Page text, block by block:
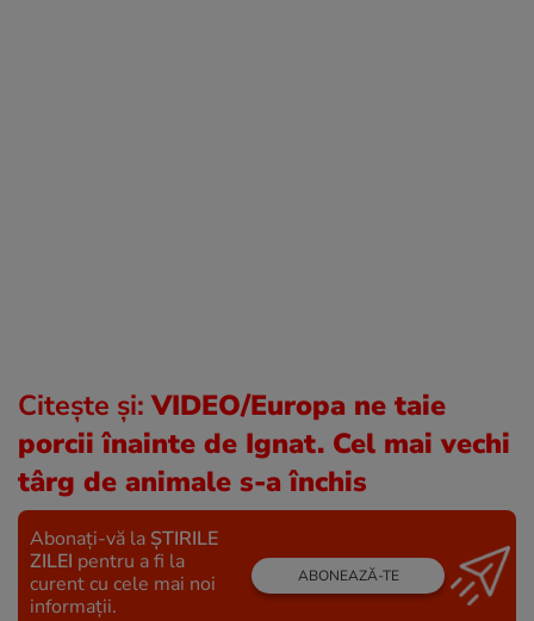
Citește și:VIDEO/Europa ne taie
porcii înainte de Ignat. Cel mai vechi
târg de animale s-a închis
Abonați-vă la ȘTIRILE
ZILEI pentru a fi la
curent cu cele mai noi
informații.
ABONEAZĂ-TE